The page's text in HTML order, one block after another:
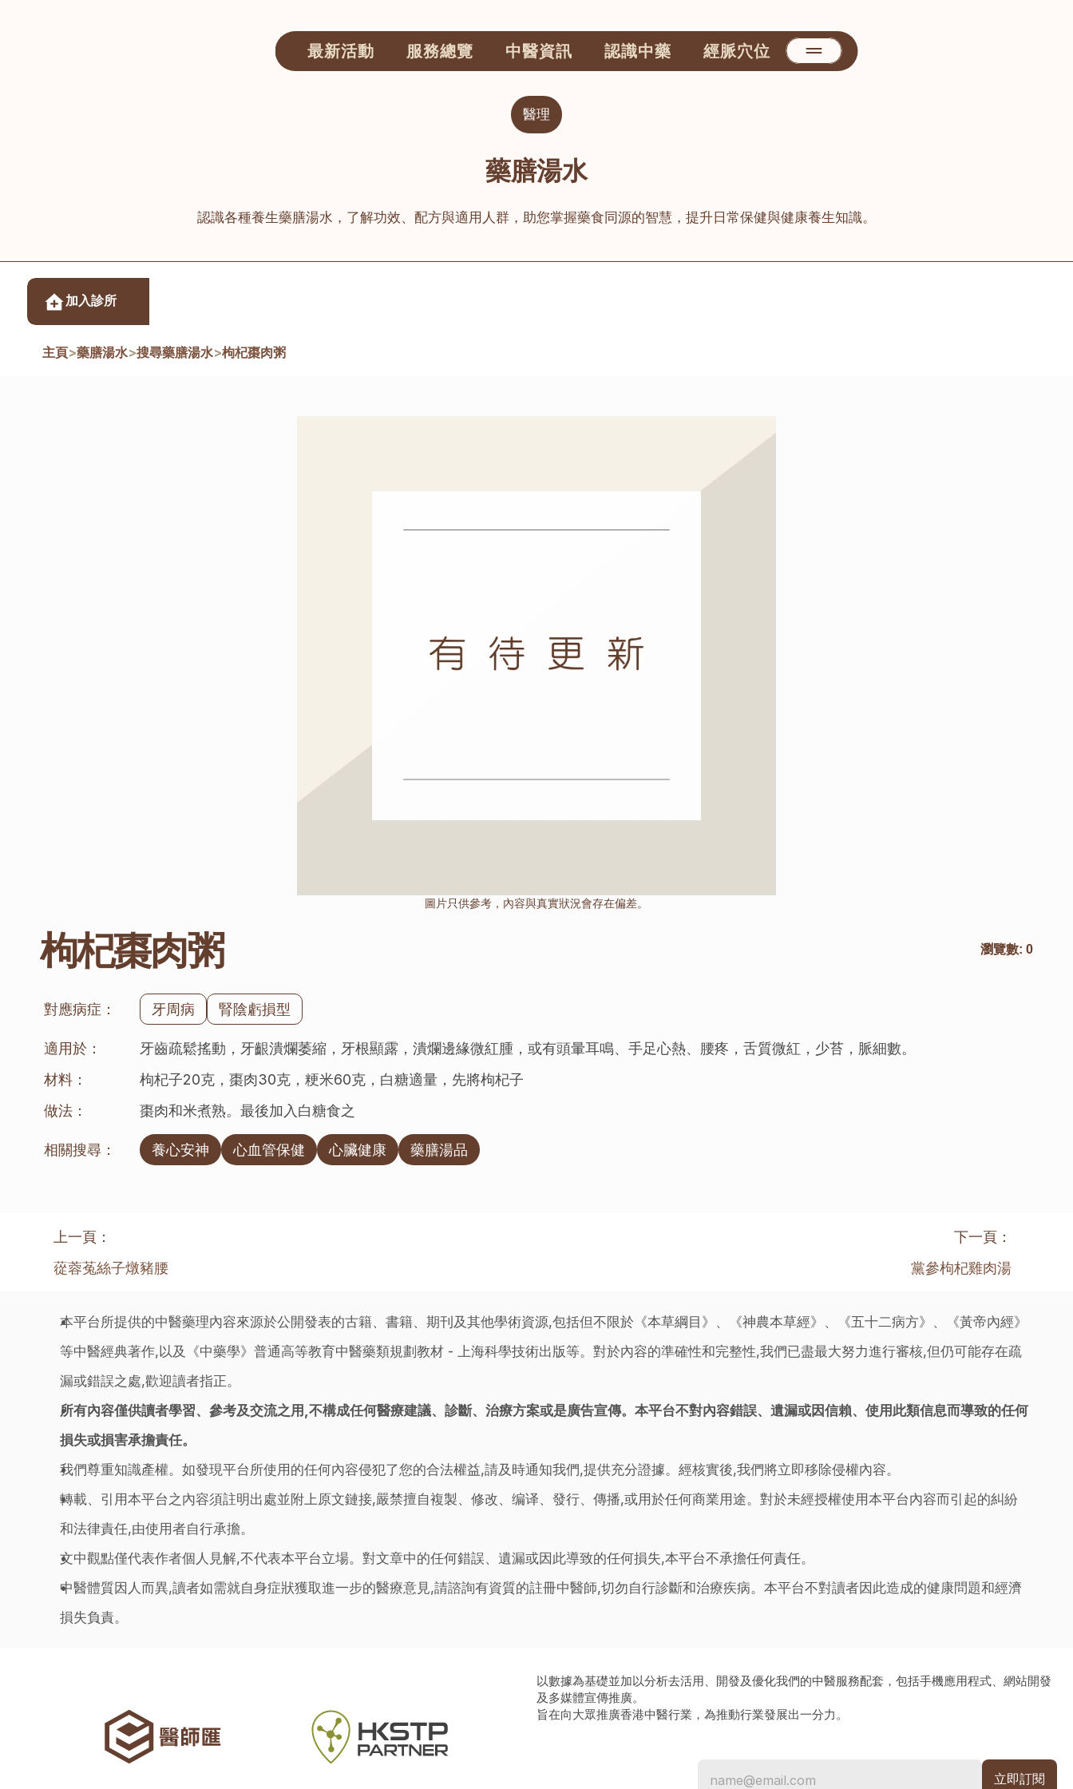
最新活動 服務總覽 中醫資訊 認識中藥 經脈穴位
醫理
藥膳湯水
認識各種養生藥膳湯水，了解功效、配方與適用人群，助您掌握藥食同源的智慧，提升日常保健與健康養生知識。
加入診所
主頁>藥膳湯水>搜尋藥膳湯水>枸杞棗肉粥
枸杞棗肉粥 瀏覽數: 0
對應病症： 牙周病 腎陰虧損型
適用於：
牙齒疏鬆搖動，牙齦潰爛萎縮，牙根顯露，潰爛邊緣微紅腫，或有頭暈耳鳴、手足心熱、腰疼，舌質微紅，少苔，脈細數。
材料：
枸杞子20克，棗肉30克，粳米60克，白糖適量，先將枸杞子
做法：
棗肉和米煮熟。最後加入白糖食之
相關搜尋： 養心安神 心血管保健 心臟健康 藥膳湯品
圖片只供參考，內容與真實狀況會存在偏差。
上一頁：
蓯蓉菟絲子燉豬腰
下一頁：
黨參枸杞雞肉湯
本平台所提供的中醫藥理內容來源於公開發表的古籍、書籍、期刊及其他學術資源,包括但不限於《本草綱目》、《神農本草經》、《五十二病方》、《黃帝內經》
等中醫經典著作,以及《中藥學》普通高等教育中醫藥類規劃教材 - 上海科學技術出版等。對於內容的準確性和完整性,我們已盡最大努力進行審核,但仍可能存在疏
漏或錯誤之處,歡迎讀者指正。
所有內容僅供讀者學習、參考及交流之用,不構成任何醫療建議、診斷、治療方案或是廣告宣傳。本平台不對內容錯誤、遺漏或因信賴、使用此類信息而導致的任何
損失或損害承擔責任。
我們尊重知識產權。如發現平台所使用的任何內容侵犯了您的合法權益,請及時通知我們,提供充分證據。經核實後,我們將立即移除侵權內容。
轉載、引用本平台之內容須註明出處並附上原文鏈接,嚴禁擅自複製、修改、编译、發行、傳播,或用於任何商業用途。對於未經授權使用本平台內容而引起的糾紛
和法律責任,由使用者自行承擔。
文中觀點僅代表作者個人見解,不代表本平台立場。對文章中的任何錯誤、遺漏或因此導致的任何損失,本平台不承擔任何責任。
中醫體質因人而異,讀者如需就自身症狀獲取進一步的醫療意見,請諮詢有資質的註冊中醫師,切勿自行診斷和治療疾病。本平台不對讀者因此造成的健康問題和經濟
損失負責。
以數據為基礎並加以分析去活用、開發及優化我們的中醫服務配套，包括手機應用程式、網站開發
及多媒體宣傳推廣。
旨在向大眾推廣香港中醫行業，為推動行業發展出一分力。